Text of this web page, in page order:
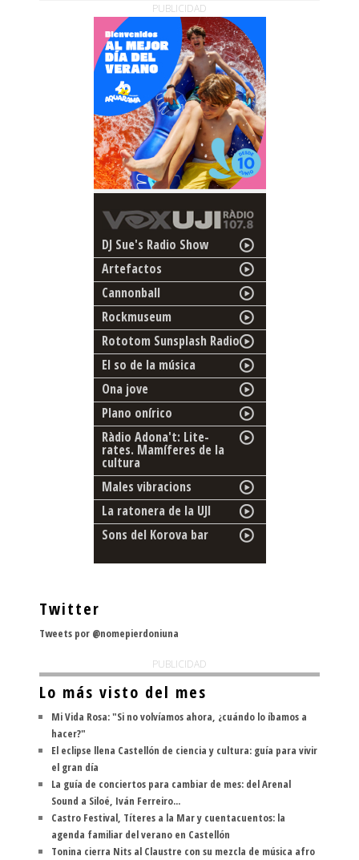
PUBLICIDAD
DJ Sue's Radio Show
Artefactos
Cannonball
Rockmuseum
Rototom Sunsplash Radio
El so de la música
Ona jove
Plano onírico
Ràdio Adona't: Lite-
rates. Mamíferes de la
cultura
Males vibracions
La ratonera de la UJI
Sons del Korova bar
Twitter
Tweets por @nomepierdoniuna
PUBLICIDAD
Lo más visto del mes
Mi Vida Rosa: "Si no volvíamos ahora, ¿cuándo lo íbamos a
hacer?"
El eclipse llena Castellón de ciencia y cultura: guía para vivir
el gran día
La guía de conciertos para cambiar de mes: del Arenal
Sound a Siloé, Iván Ferreiro...
Castro Festival, Títeres a la Mar y cuentacuentos: la
agenda familiar del verano en Castellón
Tonina cierra Nits al Claustre con su mezcla de música afro